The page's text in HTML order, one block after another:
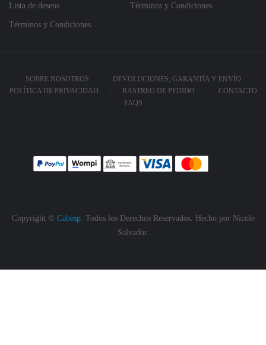
Lista de deseos
Términos y Condiciones
Términos y Condiciones
SOBRE NOSOTROS
DEVOLUCIONES, GARANTÍA Y ENVÍO
POLÍTICA DE PRIVACIDAD
RASTREO DE PEDIDO
CONTACTO
FAQS
Copyright © Cabesp. Todos los Derechos Reservados. Hecho por Nicole
Salvador.